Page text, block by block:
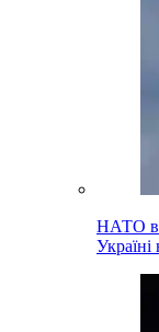
НАТО
Україні